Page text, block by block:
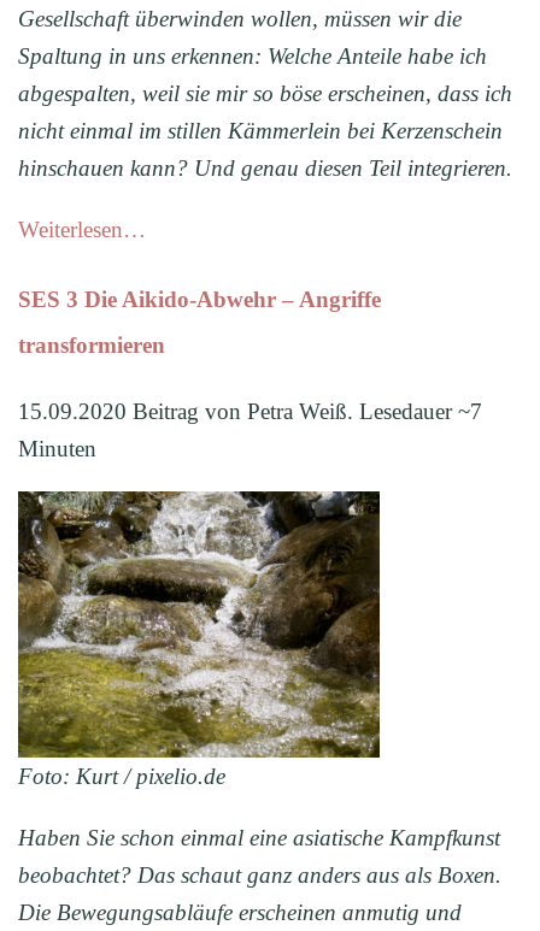
Gesellschaft überwinden wollen, müssen wir die
Spaltung in uns erkennen: Welche Anteile habe ich
abgespalten, weil sie mir so böse erscheinen, dass ich
nicht einmal im stillen Kämmerlein bei Kerzenschein
hinschauen kann? Und genau diesen Teil integrieren.
Weiterlesen…
SES 3 Die Aikido-Abwehr – Angriffe
transformieren
15.09.2020 Beitrag von Petra Weiß. Lesedauer ~7
Minuten
Foto: Kurt / pixelio.de
Haben Sie schon einmal eine asiatische Kampfkunst
beobachtet? Das schaut ganz anders aus als Boxen.
Die Bewegungsabläufe erscheinen anmutig und